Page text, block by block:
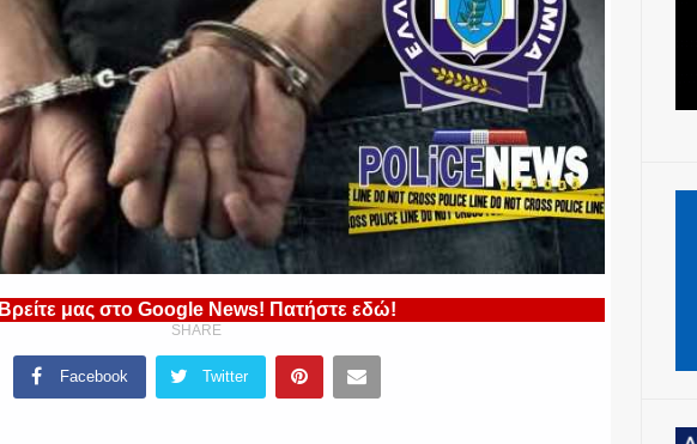
Βρείτε μας στο Google News! Πατήστε εδώ!
SHARE
Facebook Twitter